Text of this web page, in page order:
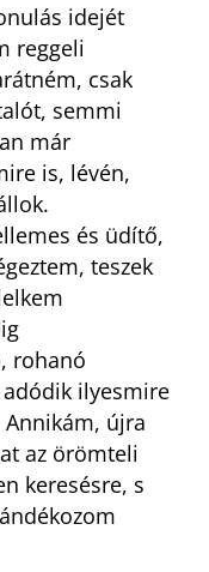
idejét
reggeli
csak
semmi
már
is, lévén,
és üdítő,
teszek
rohanó
ilyesmire
újra
az örömteli
keresésre, s